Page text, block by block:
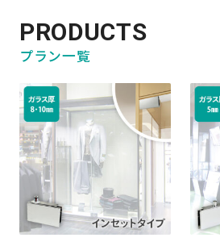
PRODUCTS
プラン一覧